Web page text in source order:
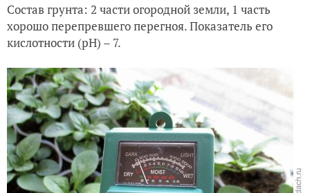
Состав грунта: 2 части огородной земли, 1 часть
хорошо перепревшего перегноя. Показатель его
кислотности (рН) – 7.